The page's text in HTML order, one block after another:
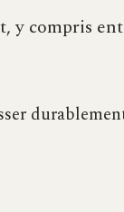
y compris